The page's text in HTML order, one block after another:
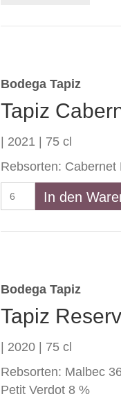
Bodega Tapiz
Tapiz
| 2021 | 75 cl
Rebsorten: Cabernet
Tapiz
Cabernet
Menge
In den
Bodega Tapiz
Tapiz
| 2020 | 75 cl
Rebsorten: Malbec
Petit Verdot 8 %